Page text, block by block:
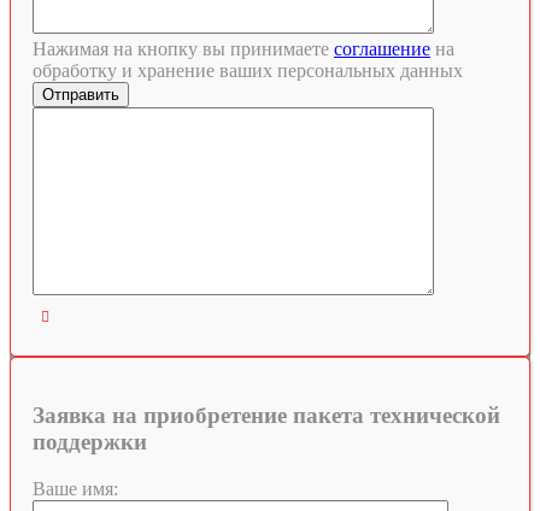
Нажимая на кнопку вы принимаете соглашение на
обработку и хранение ваших персональных данных

Заявка на приобретение пакета технической
поддержки
Ваше имя: